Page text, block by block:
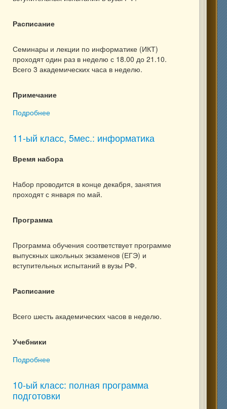
Расписание
Семинары и лекции по информатике (ИКТ)
проходят один раз в неделю с 18.00 до 21.10.
Всего 3 академических часа в неделю.
Примечание
Подробнее
11-ый класс, 5мес.: информатика
Время набора
Набор проводится в конце декабря, занятия
проходят с января по май.
Программа
Программа обучения соответствует программе
выпускных школьных экзаменов (ЕГЭ) и
вступительных испытаний в вузы РФ.
Расписание
Всего шесть академических часов в неделю.
Учебники
Подробнее
10-ый класс: полная программа
подготовки